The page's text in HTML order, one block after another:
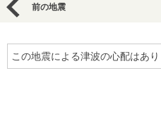
前の地震
この地震による津波の心配はあり